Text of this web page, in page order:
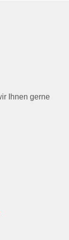
Ihnen gerne